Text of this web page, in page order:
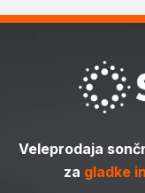
Veleprodaja
za gladke